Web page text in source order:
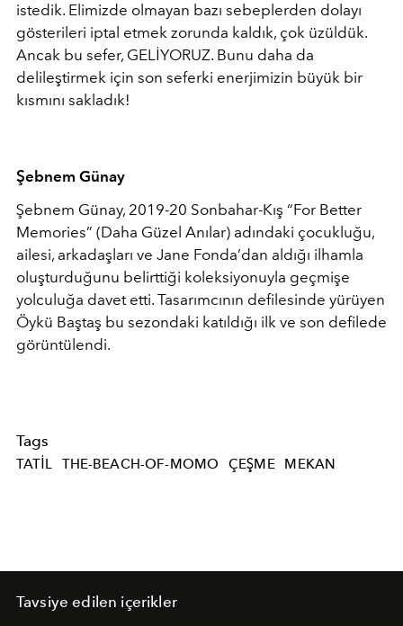
istedik. Elimizde olmayan bazı sebeplerden dolayı
gösterileri iptal etmek zorunda kaldık, çok üzüldük.
Ancak bu sefer, GELİYORUZ. Bunu daha da
delileştirmek için son seferki enerjimizin büyük bir
kısmını sakladık!
Şebnem Günay
Şebnem Günay, 2019-20 Sonbahar-Kış “For Better
Memories” (Daha Güzel Anılar) adındaki çocukluğu,
ailesi, arkadaşları ve Jane Fonda’dan aldığı ilhamla
oluşturduğunu belirttiği koleksiyonuyla geçmişe
yolculuğa davet etti. Tasarımcının defilesinde yürüyen
Öykü Baştaş bu sezondaki katıldığı ilk ve son defilede
görüntülendi.
Tags
TATIL THE-BEACH-OF-MOMO ÇEŞME MEKAN
Tavsiye edilen içerikler